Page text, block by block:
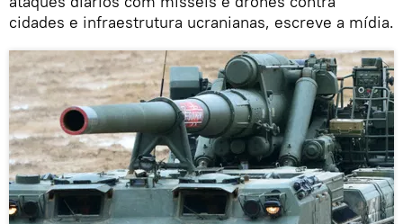
cidades e infraestrutura ucranianas, escreve a mídia.